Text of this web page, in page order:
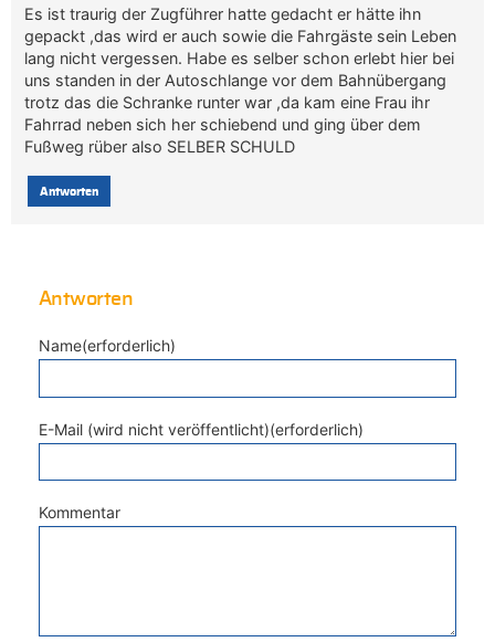
Es ist traurig der Zugführer hatte gedacht er hätte ihn
gepackt ,das wird er auch sowie die Fahrgäste sein Leben
lang nicht vergessen. Habe es selber schon erlebt hier bei
uns standen in der Autoschlange vor dem Bahnübergang
trotz das die Schranke runter war ,da kam eine Frau ihr
Fahrrad neben sich her schiebend und ging über dem
Fußweg rüber also SELBER SCHULD
Antworten
Antworten
Name(erforderlich)
E-Mail (wird nicht veröffentlicht)(erforderlich)
Kommentar